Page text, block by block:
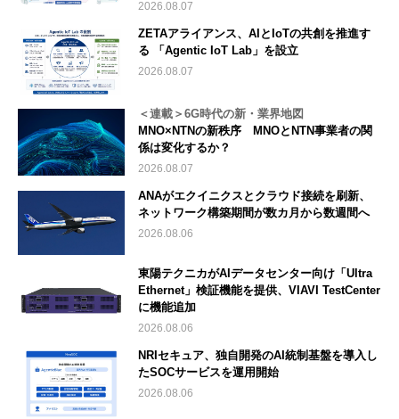
2026.08.07
ZETAアライアンス、AIとIoTの共創を推進す
る 「Agentic IoT Lab」を設立
2026.08.07
＜連載＞6G時代の新・業界地図
MNO×NTNの新秩序 MNOとNTN事業者の関
係は変化するか？
2026.08.07
ANAがエクイニクスとクラウド接続を刷新、
ネットワーク構築期間が数カ月から数週間へ
2026.08.06
東陽テクニカがAIデータセンター向け「Ultra
Ethernet」検証機能を提供、VIAVI TestCenter
に機能追加
2026.08.06
NRIセキュア、独自開発のAI統制基盤を導入し
たSOCサービスを運用開始
2026.08.06